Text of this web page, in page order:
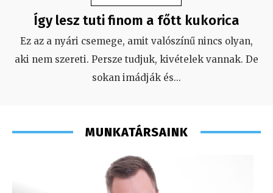
Így lesz tuti finom a főtt kukorica
Ez az a nyári csemege, amit valószínű nincs olyan,
aki nem szereti. Persze tudjuk, kivételek vannak. De
sokan imádják és...
MUNKATÁRSAINK